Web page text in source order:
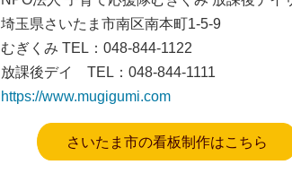
埼玉県さいたま市南区南本町1-5-9
むぎくみ TEL：048-844-1122
放課後デイ TEL：048-844-1111
https://www.mugigumi.com
さいたま市の看板制作はこちら